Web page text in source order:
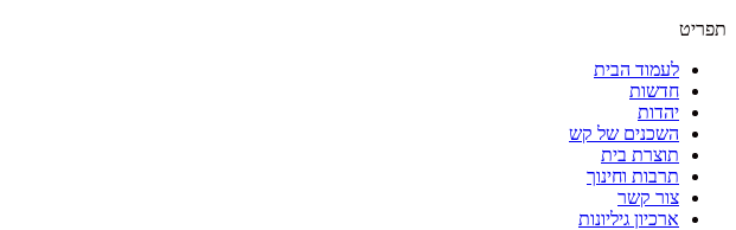
תפריט
לעמוד הבית
חדשות
יהדות
השכנים של קש
תוצרת בית
תרבות וחינוך
צור קשר
ארכיון גיליונות